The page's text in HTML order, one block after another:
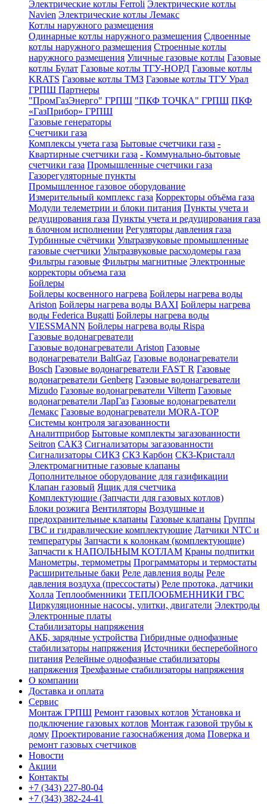
Электрические котлы Ferroli Электрические котлы
Navien Электрические котлы Лемакс
Котлы наружного размещения
Одинарные котлы наружного размещения Сдвоенные
котлы наружного размещения Строенные котлы
наружного размещения Уличные газовые котлы Газовые
котлы Булат Газовые котлы ТГУ-НОРД Газовые котлы
KRATS Газовые котлы ТМЗ Газовые котлы ТГУ Урал
ГРПШ Партнеры
"ПромГазЭнерго" ГРПШ "ПКФ ТОЧКА" ГРПШ ПКФ
«ГазПрибор» ГРПШ
Газовые генераторы
Счетчики газа
Комплексы учета газа Бытовые счетчики газа -
Квартирные счетчики газа - Коммунально-бытовые
счетчики газа Промышленные счетчики газа
Газорегуляторные пункты
Промышленное газовое оборудование
Измерительный комплекс газа Корректоры объёма газа
Модули телеметрии и блоки питания Пункты учета и
редуцирования газа Пункты учета и редуцирования газа
в блочном исполнении Регуляторы давления газа
Турбинные счётчики Ультразвуковые промышленные
газовые счетчики Ультразвуковые расходомеры газа
Фильтры газовые Фильтры магнитные Электронные
корректоры объема газа
Бойлеры
Бойлеры косвенного нагрева Бойлеры нагрева воды
Ariston Бойлеры нагрева воды BAXI Бойлеры нагрева
воды Federica Bugatti Бойлеры нагрева воды
VIESSMANN Бойлеры нагрева воды Rispa
Газовые водонагреватели
Газовые водонагреватели Ariston Газовые
водонагреватели BaltGaz Газовые водонагреватели
Bosch Газовые водонагреватели FAST R Газовые
водонагреватели Genberg Газовые водонагреватели
Mizudo Газовые водонагреватели Vilterm Газовые
водонагреватели ЛарГаз Газовые водонагреватели
Лемакс Газовые водонагреватели MORA-TOP
Системы контроля загазованности
Аналитприбор Бытовые комплекты загазованности
Seitron САКЗ Сигнализаторы загазованности
Сигнализаторы СИКЗ СКЗ Карбон СКЗ-Кристалл
Электромагнитные газовые клапаны
Дополнительное оборудование для газификации
Клапан газовый Ящик для счетчика
Комплектующие (Запчасти для газовых котлов)
Блоки розжига Вентиляторы Воздушные и
предохранительные клапаны Газовые клапаны Группы
ГВС и гидравлические комплектующие Датчики NTC и
температуры Запчасти к колонкам (комплектующие)
Запчасти к НАПОЛЬНЫМ КОТЛАМ Краны подпитки
Манометры, термометры Программаторы и термостаты
Расширительные баки Реле давления воды Реле
давления воздуха (прессостаты) Реле протока, датчики
Холла Теплообменники ТЕПЛООБМЕННИКИ ГВС
Циркуляционные насосы, улитки, двигатели Электроды
Электронные платы
Стабилизаторы напряжения
АКБ, зарядные устройства Гибридные однофазные
стабилизаторы напряжения Источники бесперебойного
питания Релейные однофазные стабилизаторы
напряжения Трехфазные стабилизаторы напряжения
О компании
Доставка и оплата
Сервис
Монтаж ГРПШ Ремонт газовых котлов Установка и
подключение газовых котлов Монтаж газовой трубы к
дому Проектирование газоснабжения дома Поверка и
ремонт газовых счетчиков
Новости
Акции
Контакты
+7 (343) 227-80-04
+7 (343) 382-24-41